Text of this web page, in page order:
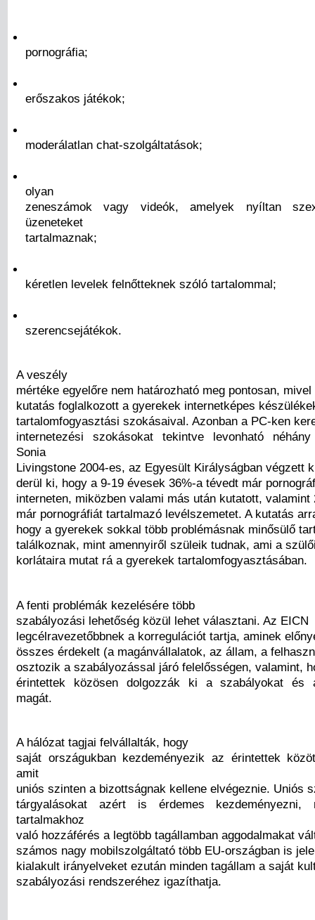
pornográfia;
erőszakos játékok;
moderálatlan chat-szolgáltatások;
olyan
zeneszámok vagy videók, amelyek nyíltan
üzeneteket
tartalmaznak;
kéretlen levelek felnőtteknek szóló tartalommal;
szerencsejátékok.
A veszély
mértéke egyelőre nem határozható meg pontosan,
kutatás foglalkozott a gyerekek internetképes
tartalomfogyasztási szokásaival. Azonban a PC-ken
internetezési szokásokat tekintve levonható
Sonia
Livingstone 2004-es, az Egyesült Királyságban végzett
derül ki, hogy a 9-19 évesek 36%-a tévedt már
interneten, miközben valami más után kutatott, valamint
már pornográfiát tartalmazó levélszemetet. A kutatás
hogy a gyerekek sokkal több problémásnak minősülő
találkoznak, mint amennyiről szüleik tudnak, ami a
korlátaira mutat rá a gyerekek tartalomfogyasztásában.
A fenti problémák kezelésére több
szabályozási lehetőség közül lehet választani. Az EICN
legcélravezetőbbnek a korregulációt tartja, aminek
összes érdekelt (a magánvállalatok, az állam, a
osztozik a szabályozással járó felelősségen, valamint,
érintettek közösen dolgozzák ki a szabályokat és
magát.
A hálózat tagjai felvállalták, hogy
saját országukban kezdeményezik az érintettek
amit
uniós szinten a bizottságnak kellene elvégeznie. Uniós
tárgyalásokat azért is érdemes
tartalmakhoz
való hozzáférés a legtöbb tagállamban aggodalmakat
számos nagy mobilszolgáltató több EU-országban is
kialakult irányelveket ezután minden tagállam a saját
szabályozási rendszeréhez igazíthatja.